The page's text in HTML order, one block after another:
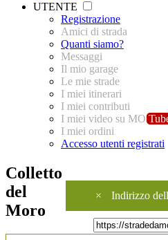
UTENTE
Registrazione
Amici di strada
Quanti siamo?
Messaggi
Il mio garage
Le mie strade
I miei itinerari
I miei contributi
I miei video su MO
I miei ordini
Accesso utenti registrati
× Indirizzo
Colletto
del
Moro